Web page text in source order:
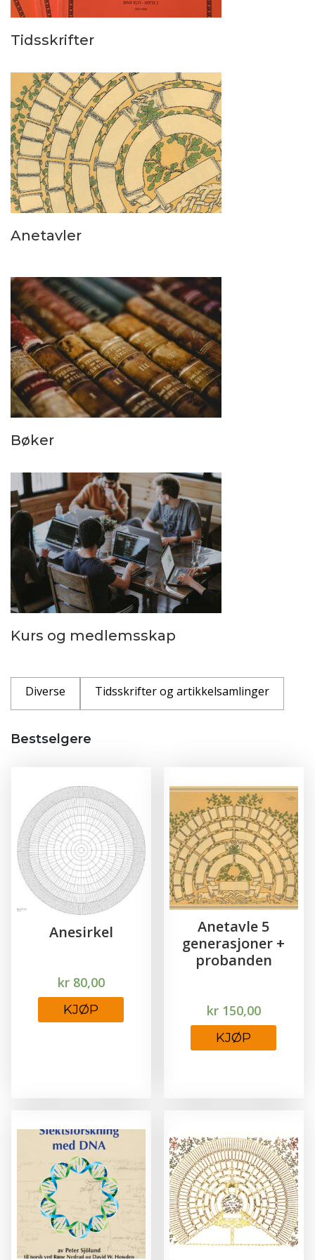
Tidsskrifter
Anetavler
Bøker
Kurs og medlemsskap
Diverse Tidsskrifter og artikkelsamlinger
Bestselgere
Anesirkel
kr80,00
KJØP
Anetavle 5
generasjoner +
probanden
kr150,00
KJØP